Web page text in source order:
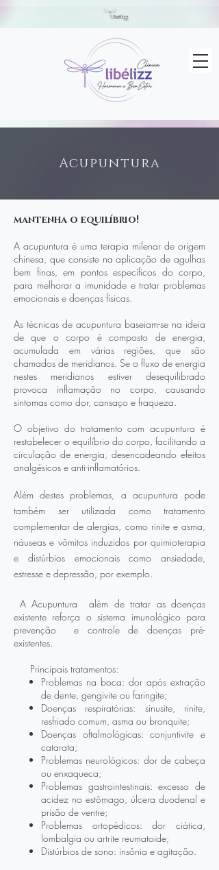
Acupuntura
mantenha o equilíbrio!
A acupuntura é uma terapia milenar de origem
chinesa, que consiste na aplicação de agulhas
bem finas, em pontos específicos do corpo,
para melhorar a imunidade e tratar problemas
emocionais e doenças físicas.
As técnicas de acupuntura baseiam-se na ideia
de que o corpo é composto de energia,
acumulada em várias regiões, que são
chamados de meridianos. Se o fluxo de energia
nestes meridianos estiver desequilibrado
provoca inflamação no corpo, causando
sintomas como dor, cansaço e fraqueza.
O objetivo do tratamento com acupuntura é
restabelecer o equilíbrio do corpo, facilitando a
circulação de energia, desencadeando efeitos
analgésicos e anti-inflamatórios.
Além destes problemas, a acupuntura pode
também ser utilizada como tratamento
complementar de alergias, como rinite e asma,
náuseas e vômitos induzidos por quimioterapia
e distúrbios emocionais como ansiedade,
estresse e depressão, por exemplo.
A Acupuntura além de tratar as doenças
existente reforça o sistema imunológico para
prevenção e controle de doenças pré-
existentes.
Principais tratamentos:
Problemas na boca: dor após extração
de dente, gengivite ou faringite;
Doenças respiratórias: sinusite, rinite,
resfriado comum, asma ou bronquite;
Doenças oftalmológicas: conjuntivite e
catarata;
Problemas neurológicos: dor de cabeça
ou enxaqueca;
Problemas gastrointestinais: excesso de
acidez no estômago, úlcera duodenal e
prisão de ventre;
Problemas ortopédicos: dor ciática,
lombalgia ou artrite reumatoide;
Distúrbios de sono: insônia e agitação.